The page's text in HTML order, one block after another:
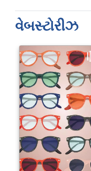
વેબસ્ટોરીઝ